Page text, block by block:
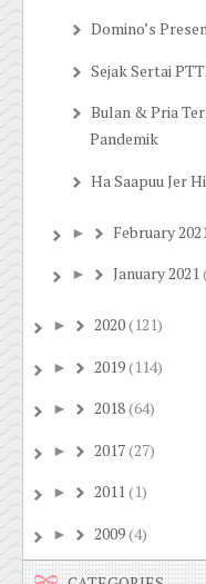
Domino’s
Sejak Sertai
Bulan & Pria
Pandemik
Ha Saapuu Jer
► February
► January 2021
► 2020(121)
► 2019(114)
► 2018(64)
► 2017(27)
► 2011(1)
► 2009(4)